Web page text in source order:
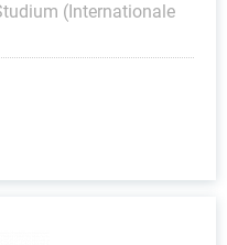
(Internationale